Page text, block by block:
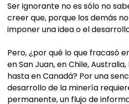
Ser ignorante no es sólo no
creer que, porque los demás
imponer una idea o el
Pero, ¿por qué lo que fracasó
en San Juan, en Chile,
hasta en Canadá? Por una
desarrollo de la minería
permanente, un flujo de